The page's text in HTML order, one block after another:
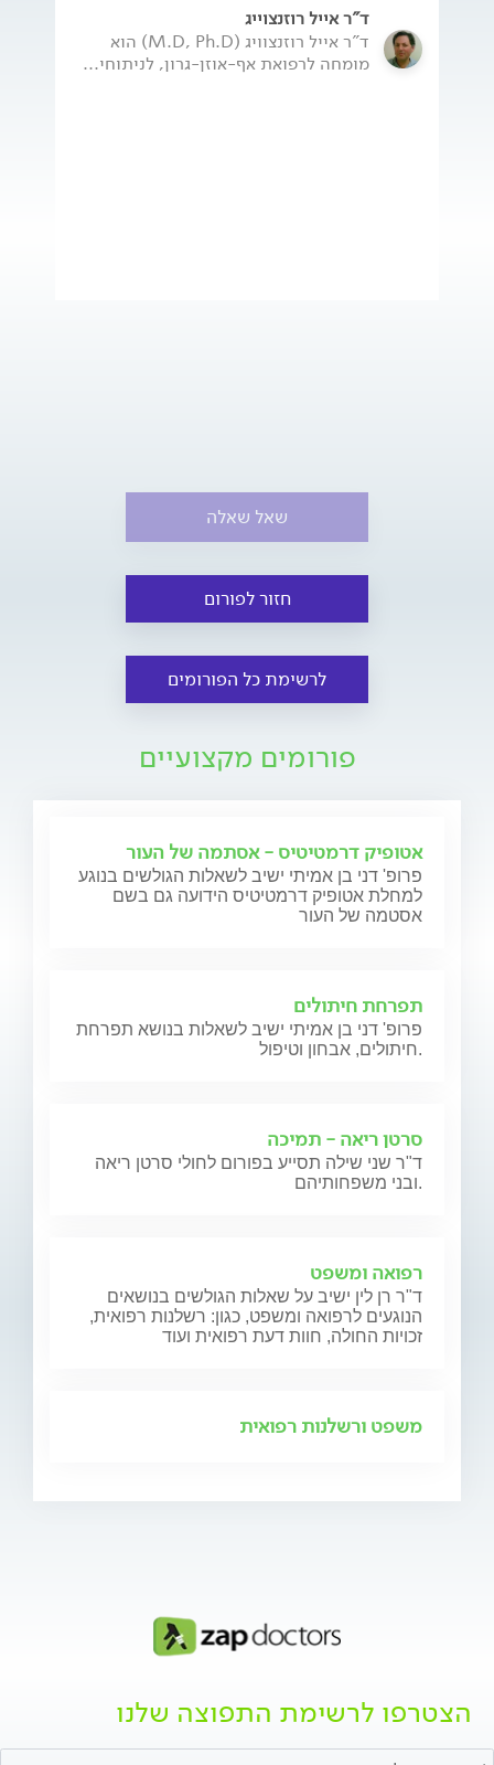
ד"ר אייל רוזנצוייג
ד"ר אייל רוזנצוויג (M.D, Ph.D) הוא
מומחה לרפואת אף-אוזן-גרון, לניתוחי...
שאל שאלה
חזור לפורום
לרשימת כל הפורומים
פורומים מקצועיים
אטופיק דרמטיטיס - אסתמה של העור
פרופ' דני בן אמיתי ישיב לשאלות הגולשים בנוגע
למחלת אטופיק דרמטיטיס הידועה גם בשם
אסטמה של העור
תפרחת חיתולים
פרופ' דני בן אמיתי ישיב לשאלות בנושא תפרחת
חיתולים, אבחון וטיפול.
סרטן ריאה - תמיכה
ד"ר שני שילה תסייע בפורום לחולי סרטן ריאה
ובני משפחותיהם.
רפואה ומשפט
ד"ר רן לין ישיב על שאלות הגולשים בנושאים
הנוגעים לרפואה ומשפט, כגון: רשלנות רפואית,
זכויות החולה, חוות דעת רפואית ועוד
משפט ורשלנות רפואית
הצטרפו לרשימת התפוצה שלנו